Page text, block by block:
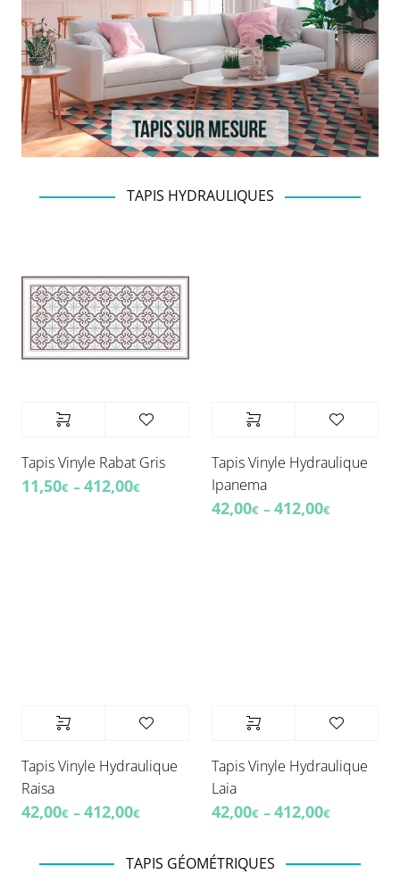
TAPIS HYDRAULIQUES
Tapis Vinyle Rabat Gris
11,50€ –412,00€
Tapis Vinyle Hydraulique
Ipanema
42,00€ –412,00€
Tapis Vinyle Hydraulique
Raisa
42,00€ –412,00€
Tapis Vinyle Hydraulique
Laia
42,00€ –412,00€
TAPIS GÉOMÉTRIQUES